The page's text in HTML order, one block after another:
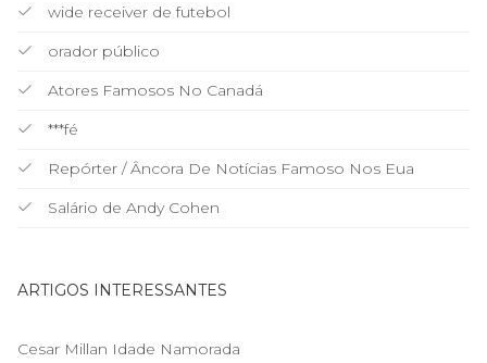
wide receiver de futebol
orador público
Atores Famosos No Canadá
***fé
Repórter / Âncora De Notícias Famoso Nos Eua
Salário de Andy Cohen
ARTIGOS INTERESSANTES
Cesar Millan Idade Namorada